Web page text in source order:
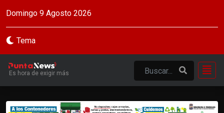
Domingo 9 Agosto 2026
Tema
Es hora de exigir más